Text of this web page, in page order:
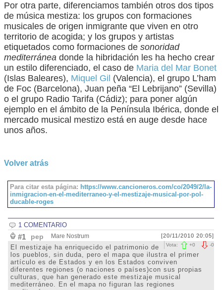
Por otra parte, diferenciamos también otros dos tipos
de música mestiza: los grupos con formaciones
musicales de origen inmigrante que viven en otro
territorio de acogida; y los grupos y artistas
etiquetados como formaciones de sonoridad
mediterránea donde la hibridación les ha hecho crear
un estilo diferenciado, el caso de Maria del Mar Bonet
(Islas Baleares), Miquel Gil (Valencia), el grupo L’ham
de Foc (Barcelona), Juan peña “El Lebrijano” (Sevilla)
o el grupo Radio Tarifa (Cádiz); para poner algún
ejemplo en el ámbito de la Península Ibérica, donde el
mercado musical mestizo está en auge desde hace
unos años.
Volver atrás
Para citar esta página: https://www.cancioneros.com/co/2049/2/la-
inmigracion-en-el-mediterraneo-y-el-mestizaje-musical-por-pol-
ducable-roges
1 COMENTARIO
#1 pep Mare Nostrum [20/11/2010 20:05]
-0
Vota: +0
El mestizaje ha enriquecido el patrimonio de
los pueblos, sin duda, pero el mapa que ilustra el primer
artículo es de Estados y en los Estados conviven
diferentes regiones (o naciones o países)con sus propias
culturas, que han generado este mestizaje musical
mediterráneo. En el mapa no figuran las regiones